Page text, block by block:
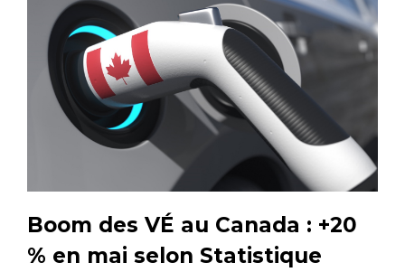
Boom des VÉ au Canada : +20
% en mai selon Statistique